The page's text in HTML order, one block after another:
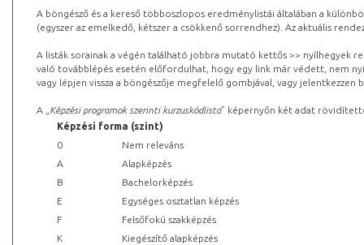
A böngésző és a kereső többoszlopos eredménylistái általában a
(egyszer az emelkedő, kétszer a csökkenő sorrendhez). Az aktuális
A listák sorainak a végén található jobbra mutató kettős >> nyílhegyek
való továbblépés esetén előfordulhat, hogy egy link már védett, nem
vagy lépjen vissza a böngészője megfelelő gombjával, vagy
A „ Képzési programok szerinti kurzuskódlista” képernyőn két adat
Képzési forma (szint)
0
Nem releváns
A
Alapképzés
B
Bachelorképzés
E
Egységes osztatlan képzés
F
Felsőfokú szakképzés
K
Kiegészítő alapképzés